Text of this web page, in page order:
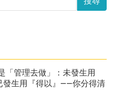
「管理去做」：未發生用
發生用『得以』——你分得清